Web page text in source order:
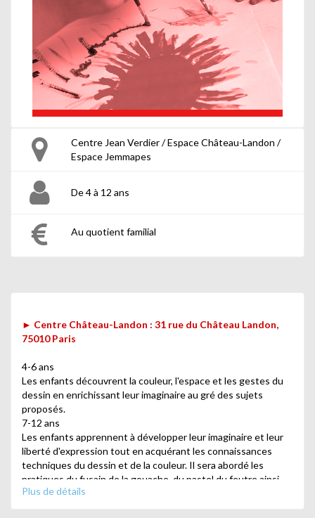
Centre Jean Verdier / Espace Château-Landon /
Espace Jemmapes
De 4 à 12 ans
Au quotient familial
► Centre Château-Landon : 31 rue du Château Landon,
75010 Paris
4-6 ans
Les enfants découvrent la couleur, l'espace et les gestes du
dessin en enrichissant leur imaginaire au gré des sujets
proposés.
7-12 ans
Les enfants apprennent à développer leur imaginaire et leur
liberté d'expression tout en acquérant les connaissances
techniques du dessin et de la couleur. Il sera abordé les
pratiques du fusain de la gouache, du pastel du feutre ainsi
que le collage.
Plus de détails